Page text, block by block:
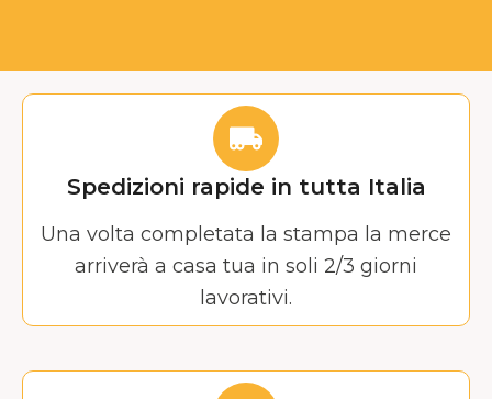
Spedizioni rapide in tutta Italia
Una volta completata la stampa la merce
arriverà a casa tua in soli 2/3 giorni
lavorativi.